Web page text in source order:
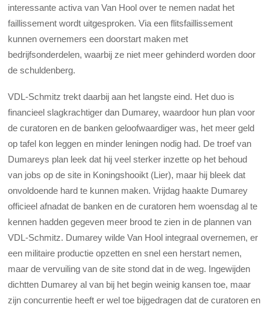
interessante activa van Van Hool over te nemen nadat het
faillissement wordt uitgesproken. Via een flitsfaillissement
kunnen overnemers een doorstart maken met
bedrijfsonderdelen, waarbij ze niet meer gehinderd worden door
de schuldenberg.
VDL-Schmitz trekt daarbij aan het langste eind. Het duo is
financieel slagkrachtiger dan Dumarey, waardoor hun plan voor
de curatoren en de banken geloofwaardiger was, het meer geld
op tafel kon leggen en minder leningen nodig had. De troef van
Dumareys plan leek dat hij veel sterker inzette op het behoud
van jobs op de site in Koningshooikt (Lier), maar hij bleek dat
onvoldoende hard te kunnen maken. Vrijdag haakte Dumarey
officieel afnadat de banken en de curatoren hem woensdag al te
kennen hadden gegeven meer brood te zien in de plannen van
VDL-Schmitz. Dumarey wilde Van Hool integraal overnemen, er
een militaire productie opzetten en snel een herstart nemen,
maar de vervuiling van de site stond dat in de weg. Ingewijden
dichtten Dumarey al van bij het begin weinig kansen toe, maar
zijn concurrentie heeft er wel toe bijgedragen dat de curatoren en